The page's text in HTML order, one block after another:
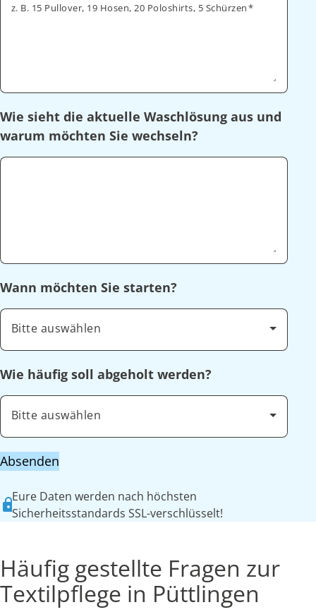
z. B. 15 Pullover, 19 Hosen, 20 Poloshirts, 5 Schürzen
Wie sieht die aktuelle Waschlösung aus und
warum möchten Sie wechseln?
Wann möchten Sie starten?
Bitte auswählen
Wie häufig soll abgeholt werden?
Bitte auswählen
Absenden
Eure Daten werden nach höchsten
Sicherheitsstandards SSL-verschlüsselt!
Häufig gestellte Fragen zur
Textilpflege in Püttlingen